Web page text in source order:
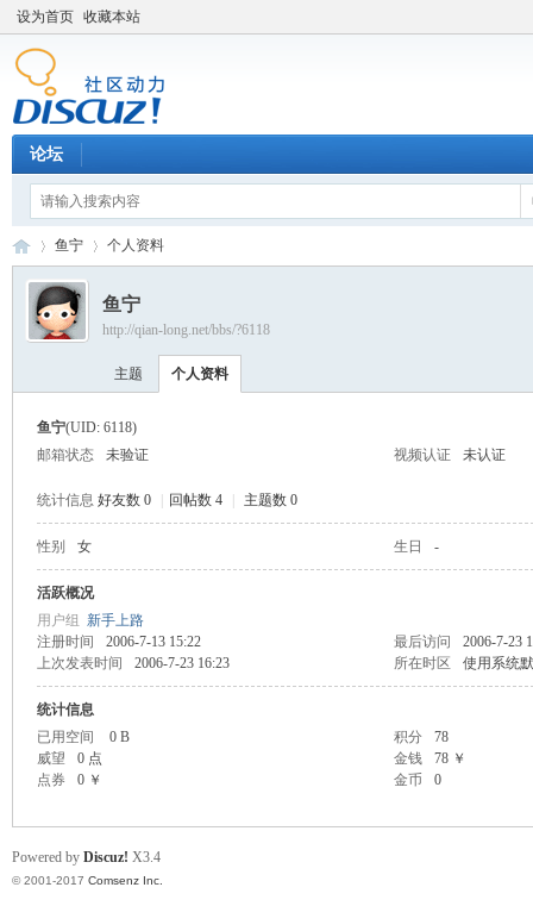
设为首页 收藏本站
论坛
z!
›
鱼宁
›
个人资料
鱼宁
http://qian-long.net/bbs/?6118
主题 个人资料
鱼宁(UID: 6118)
邮箱状态
未验证 视频认证 未认证
统计信息 好友数 0 回帖数 4 主题数 0
性别 女 生日 -
活跃概况
用户组 新手上路
注册时间
2006-7-13 15:22 最后访问
2006-7-23
上次发表时间
2006-7-23 16:23 所在时区 使用系统
统计信息
已用空间
0 B 积分
78
威望
0 点 金钱
78 ￥
点券
0 ￥ 金币 0
Powered by Discuz! X3.4
© 2001-2017 Comsenz Inc.